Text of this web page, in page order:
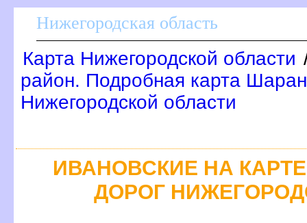
Нижегородская область
Карта Нижегородской области
район. Подробная карта
Нижегородской области
ИВАНОВСКИЕ НА
ДОРОГ